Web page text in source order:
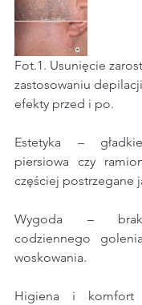
Fot.1. Usunięcie
zastosowaniu
efekty przed i po.
Estetyka –
piersiowa czy
częściej postrzegane
Wygoda – brak
codziennego
woskowania.
Higiena i